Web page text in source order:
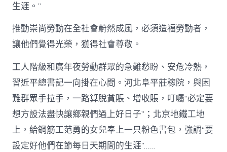
生涯。”
推動崇尚勞動在全社會蔚然成風，必須造福勞動者，
讓他們覺得光榮，獲得社會尊敬。
工人階級和廣年夜勞動群眾的急難愁盼、安危冷熱，
習近平總書記一向掛在心間。河北阜平莊稼院，與困
難群眾手拉手，一路算脫貧賬、增收賬，叮囑“必定要
想方設法盡快讓鄉親們過上好日子”；北京地鐵工地
上，給鋼筋工范勇的女兒奉上一只粉色書包，強調“要
設定好他們在節每日天期間的生涯”……